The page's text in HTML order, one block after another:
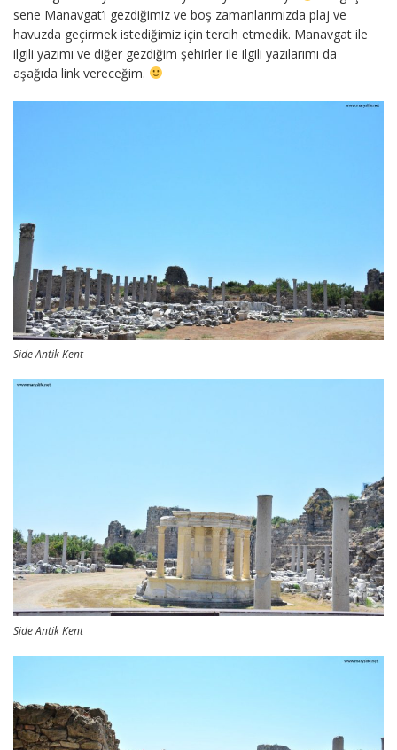
sene Manavgat’ı gezdiğimiz ve boş zamanlarımızda plaj ve
havuzda geçirmek istediğimiz için tercih etmedik. Manavgat ile
ilgili yazımı ve diğer gezdiğim şehirler ile ilgili yazılarımı da
aşağıda link vereceğim.
Side Antik Kent
Side Antik Kent